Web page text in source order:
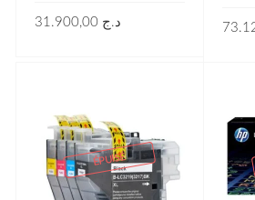
د.ج 31.900,00
ÉPUISÉ